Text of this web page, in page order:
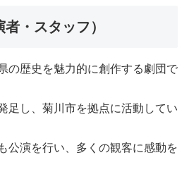
・スタッフ）
の歴史を魅力的に創作する劇団で
足し、菊川市を拠点に活動してい
公演を行い、多くの観客に感動を